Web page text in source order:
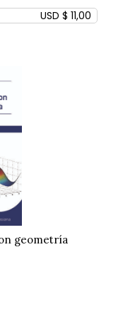
USD $ 11,00
geometría